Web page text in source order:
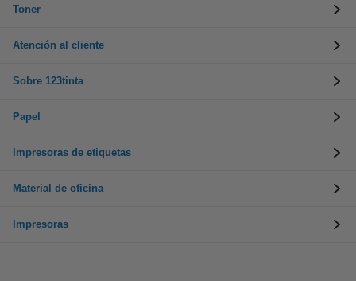
Toner
Atención al cliente
Sobre 123tinta
Papel
Impresoras de etiquetas
Material de oficina
Impresoras